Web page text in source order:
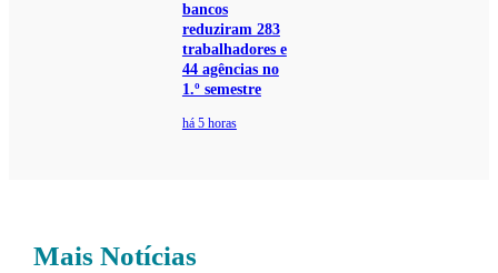
bancos
reduziram 283
trabalhadores e
44 agências no
1.º semestre
há 5 horas
Mais Notícias